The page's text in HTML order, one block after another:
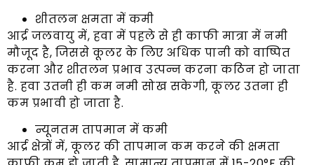
शीतलन क्षमता में कमी
आर्द्र जलवायु में, हवा में पहले से ही काफी मात्रा में नमी
मौजूद है, जिससे कूलर के लिए अधिक पानी को वाष्पित
करना और शीतलन प्रभाव उत्पन्न करना कठिन हो जाता
है. हवा उतनी ही कम नमी सोख सकेगी, कूलर उतना ही
कम प्रभावी हो जाता है.
न्यूनतम तापमान में कमी
आर्द्र क्षेत्रों में, कूलर की तापमान कम करने की क्षमता